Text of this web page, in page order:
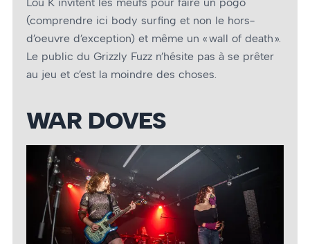
(comprendre ici body surfing et non le hors-
d’œuvre d’exception) et même un « wall of death ».
Le public du Grizzly Fuzz n’hésite pas à se prêter
au jeu et c’est la moindre des choses.
WAR DOVES